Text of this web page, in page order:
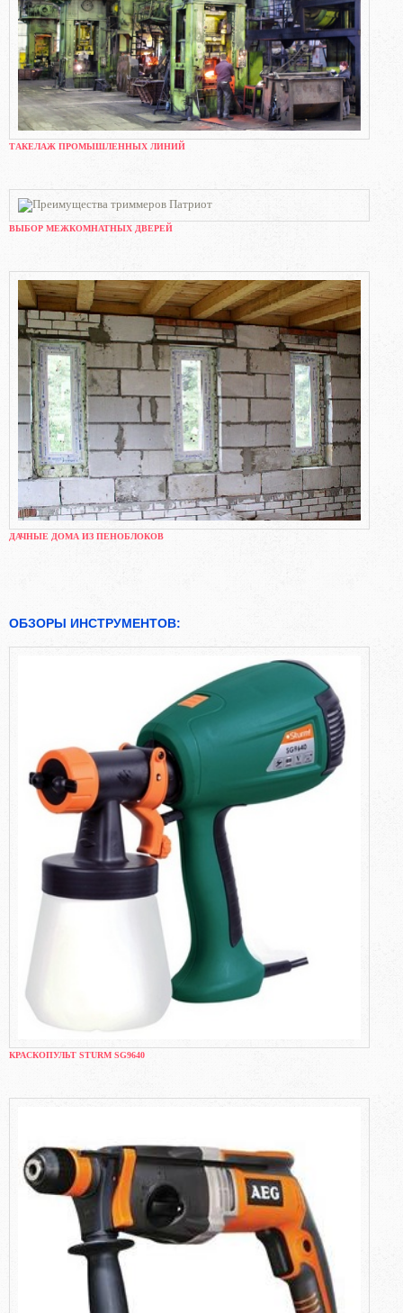
ТАКЕЛАЖ ПРОМЫШЛЕННЫХ ЛИНИЙ
ВЫБОР МЕЖКОМНАТНЫХ ДВЕРЕЙ
ДАЧНЫЕ ДОМА ИЗ ПЕНОБЛОКОВ
ОБЗОРЫ ИНСТРУМЕНТОВ:
КРАСКОПУЛЬТ STURM SG9640